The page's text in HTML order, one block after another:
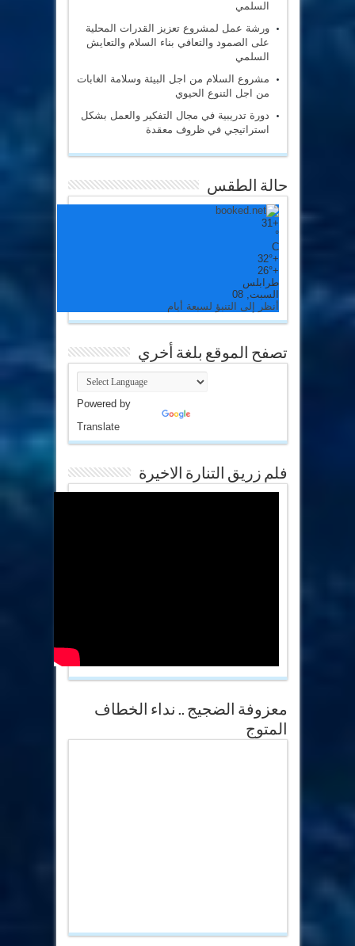
السلمي
ورشة عمل لمشروع تعزيز القدرات المحلية
على الصمود والتعافي بناء السلام والتعايش
السلمي
مشروع السلام من اجل البيئة وسلامة الغابات
من اجل التنوع الحيوي
دورة تدريبية في مجال التفكير والعمل بشكل
استراتيجي في ظروف معقدة
حالة الطقس
+
31
°
C
+
32°
+
26°
طرابلس
السبت, 08
أنظر إلى التنبؤ لسبعة أيام
تصفح الموقع بلغة أخري
Powered by
Translate
فلم زريق التنارة الاخيرة
معزوفة الضجيج .. نداء الخطاف
المتوج